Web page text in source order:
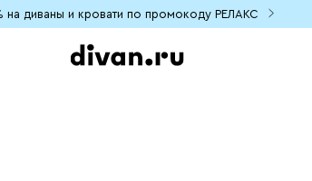
на диваны и кровати по промокоду РЕЛАКС